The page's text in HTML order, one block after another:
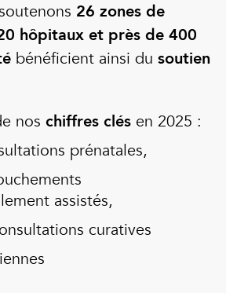
26 zones de
hôpitaux et près de 400
bénéficient ainsi du soutien
nos chiffres clés en 2025 :
prénatales,
assistés,
curatives